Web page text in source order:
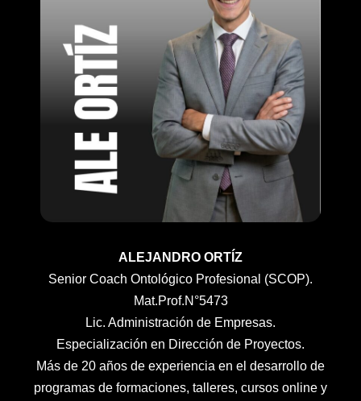
ALEJANDRO ORTÍZ
Senior Coach Ontológico Profesional (SCOP).
Mat.Prof.N°5473
Lic. Administración de Empresas.
Especialización en Dirección de Proyectos.
Más de 20 años de experiencia en el desarrollo de
programas de formaciones, talleres, cursos online y